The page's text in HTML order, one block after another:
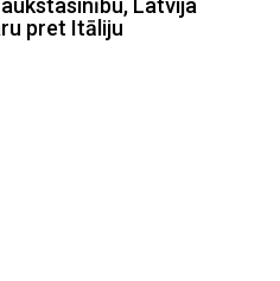
pret Itāliju